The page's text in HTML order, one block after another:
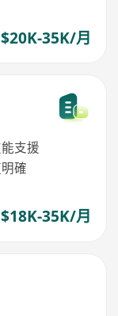
$20K-35K/月
支援
確
$18K-35K/月